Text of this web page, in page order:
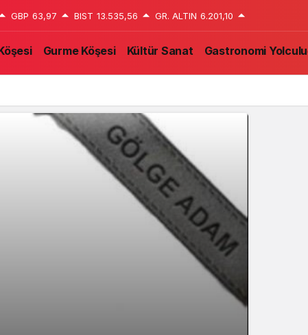
GBP 63,97 BIST 13.535,56 GR. ALTIN 6.201,10
Gurme Köşesi Kültür Sanat Gastronomi